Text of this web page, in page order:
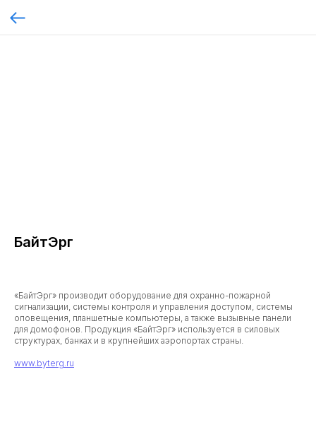
БайтЭрг
«БайтЭрг» производит оборудование для охранно-пожарной
сигнализации, системы контроля и управления доступом, системы
оповещения, планшетные компьютеры, а также вызывные панели
для домофонов. Продукция «БайтЭрг» используется в силовых
структурах, банках и в крупнейших аэропортах страны.
www.byterg.ru